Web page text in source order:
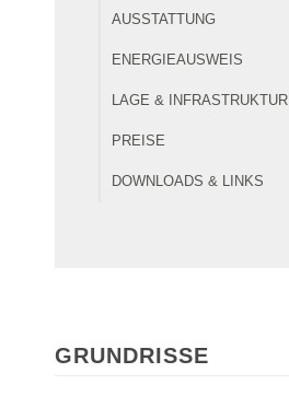
AUSSTATTUNG
ENERGIEAUSWEIS
LAGE & INFRASTRUKTUR
PREISE
DOWNLOADS & LINKS
GRUNDRISSE